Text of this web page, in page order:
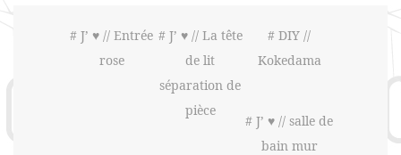
# J’ ♥ // Entrée
rose
# J’ ♥ // La tête
de lit
séparation de
pièce
# DIY //
Kokedama
# J’ ♥ // salle de
bain mur